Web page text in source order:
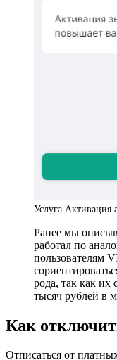
Услуга Активация
Ранее мы
работал по
пользователям
рода, так как их
тысяч рублей в
Как
Отписаться от